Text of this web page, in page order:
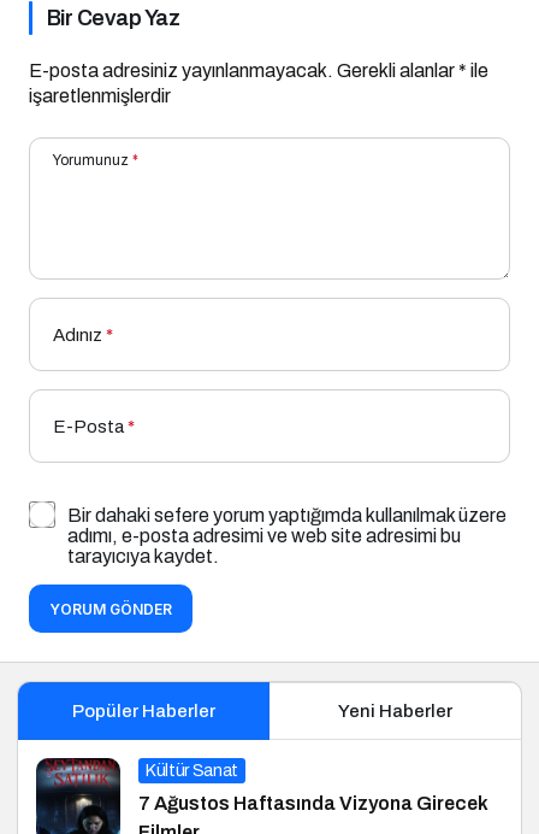
Bir Cevap Yaz
E-posta adresiniz yayınlanmayacak. Gerekli alanlar* ile
işaretlenmişlerdir
Yorumunuz *
Adınız *
E-Posta*
Bir dahaki sefere yorum yaptığımda kullanılmak üzere
adımı, e-posta adresimi ve web site adresimi bu
tarayıcıya kaydet.
YORUM GÖNDER
Popüler Haberler Yeni Haberler
Kültür Sanat
7 Ağustos Haftasında Vizyona Girecek